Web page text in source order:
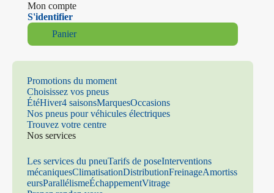
Mon compte
S'identifier
Panier
Promotions du moment
Choisissez vos pneus
ÉtéHiver4 saisonsMarquesOccasions
Nos pneus pour véhicules électriques
Trouvez votre centre
Nos services
Les services du pneuTarifs de poseInterventions
mécaniquesClimatisationDistributionFreinageAmortiss
eursParallélismeÉchappementVitrage